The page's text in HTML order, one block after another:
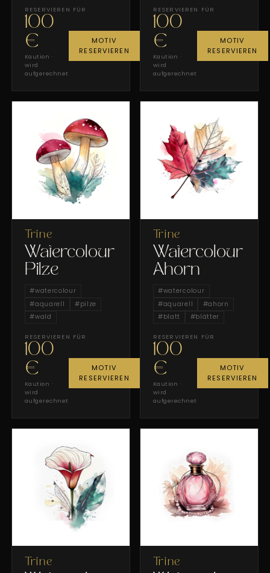
RESERVIEREN FÜR
100
€
Kaution ·
wird
aufgerechnet
MOTIV
RESERVIEREN
RESERVIEREN FÜR
100
€
Kaution ·
wird
aufgerechnet
MOTIV
RESERVIEREN
Trine
Watercolour
Pilze
#watercolour
#aquarell #pilze
#wald
RESERVIEREN FÜR
100
€
Kaution ·
wird
aufgerechnet
MOTIV
RESERVIEREN
Trine
Watercolour
Ahorn
#watercolour
#aquarell #ahorn
# blatt #blätter
RESERVIEREN FÜR
100
€
Kaution ·
wird
aufgerechnet
MOTIV
RESERVIEREN
Trine Trine